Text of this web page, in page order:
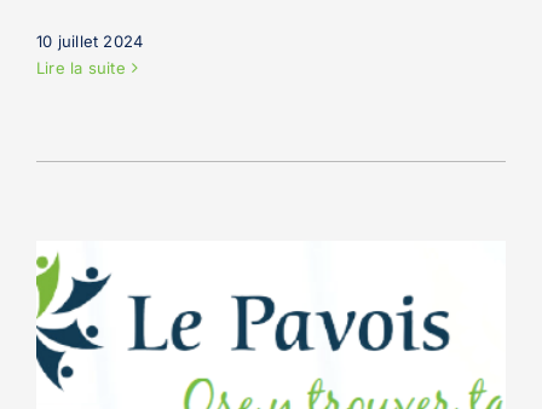
10 juillet 2024
Lire la suite